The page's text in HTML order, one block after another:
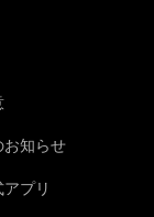
知らせ
プリ